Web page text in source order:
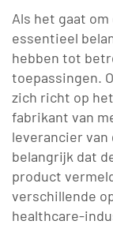
Als het gaat
essentieel
hebben tot
toepassingen.
zich richt op
fabrikant van
leverancier
belangrijk dat
product
verschillende
healthcare-